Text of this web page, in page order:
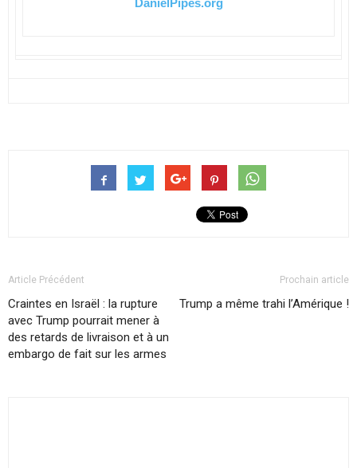
DanielPipes.org
Article Précédent
Craintes en Israël : la rupture
avec Trump pourrait mener à
des retards de livraison et à un
embargo de fait sur les armes
Prochain article
Trump a même trahi l’Amérique !